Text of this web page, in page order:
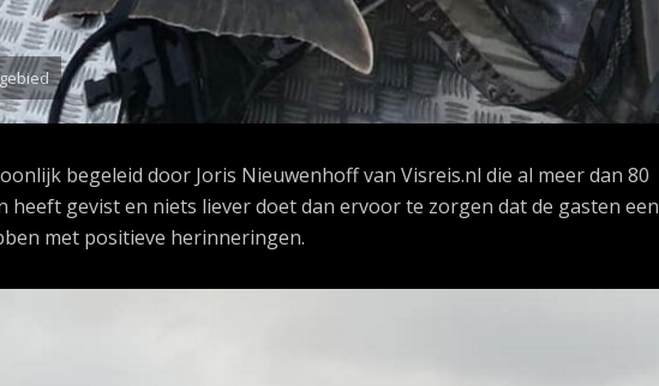
begeleid door Joris Nieuwenhoff van Visreis.nl die al meer dan 80
heeft gevist en niets liever doet dan ervoor te zorgen dat de gasten een
met positieve herinneringen.